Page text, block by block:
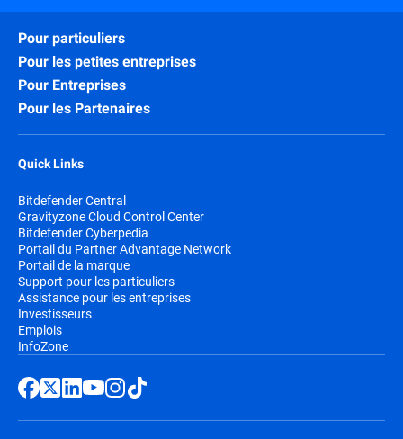
Pour particuliers
Pour les petites entreprises
Pour Entreprises
Pour les Partenaires
Quick Links
Bitdefender Central
Gravityzone Cloud Control Center
Bitdefender Cyberpedia
Portail du Partner Advantage Network
Portail de la marque
Support pour les particuliers
Assistance pour les entreprises
Investisseurs
Emplois
InfoZone